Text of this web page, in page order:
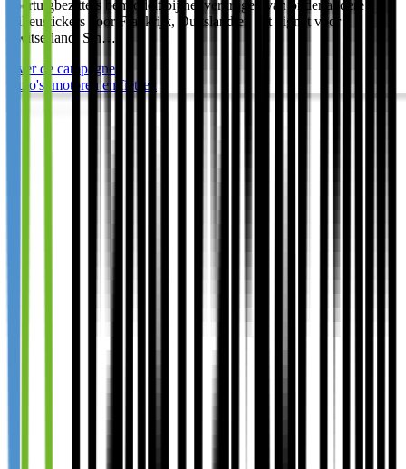
voertuigbezitters bemiddelt bij het verkrijgen van onder andere
milieustickers voor Frankrijk, Duitsland en het vignet voor
Zwitserland. Sin…
Over de campagne
Auto's, motoren en fietsen